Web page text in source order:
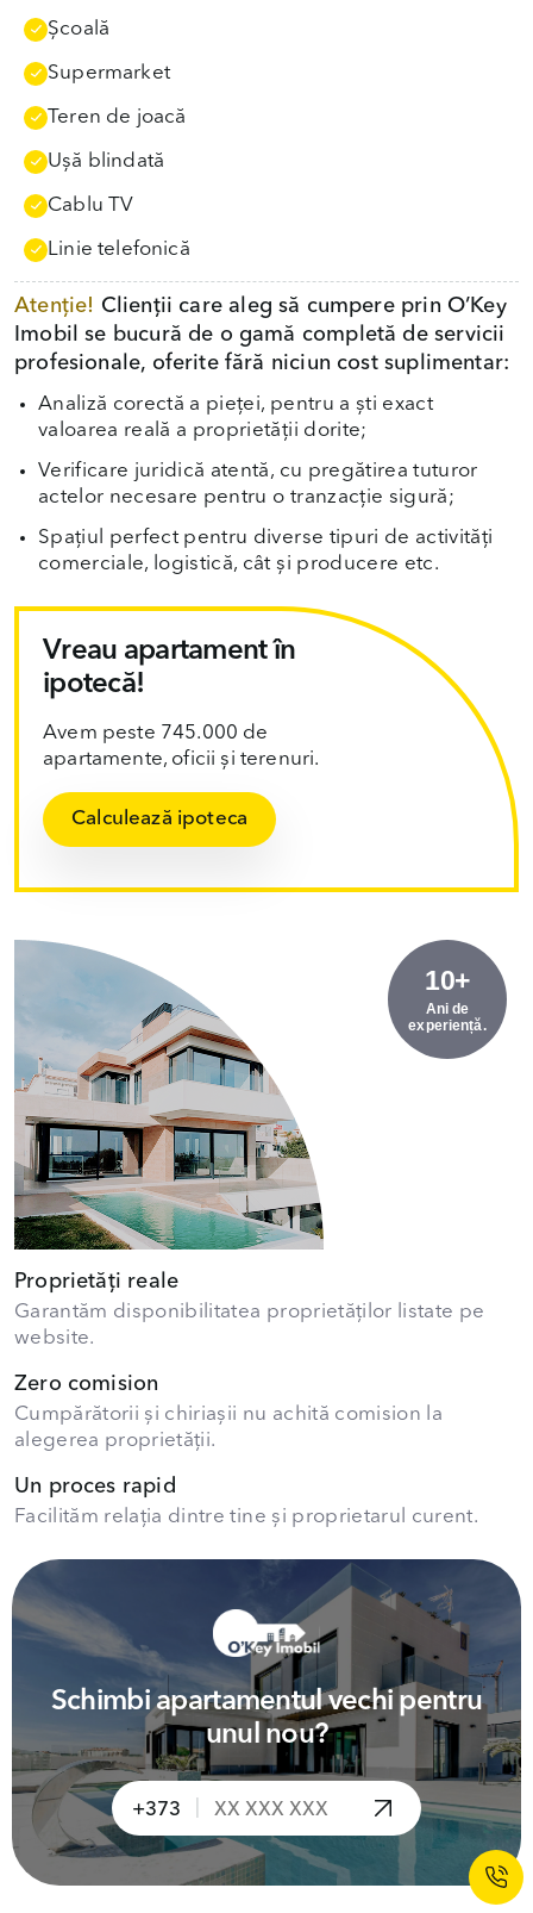
Școală
Supermarket
Teren de joacă
Uşă blindată
Cablu TV
Linie telefonică
Atenție! Clienții care aleg să cumpere prin O’Key
Imobil se bucură de o gamă completă de servicii
profesionale, oferite fără niciun cost suplimentar:
Analiză corectă a pieței, pentru a ști exact
valoarea reală a proprietății dorite;
Verificare juridică atentă, cu pregătirea tuturor
actelor necesare pentru o tranzacție sigură;
Spațiul perfect pentru diverse tipuri de activități
comerciale, logistică, cât și producere etc.
Vreau apartament în
ipotecă!
Avem peste 745.000 de
apartamente, oficii și terenuri.
Calculează ipoteca
10+
Ani de
experiență.
Proprietăți reale
Garantăm disponibilitatea proprietăților listate pe
website.
Zero comision
Cumpărătorii și chiriașii nu achită comision la
alegerea proprietății.
Un proces rapid
Facilităm relația dintre tine și proprietarul curent.
Schimbi apartamentul vechi pentru
unul nou?
+373